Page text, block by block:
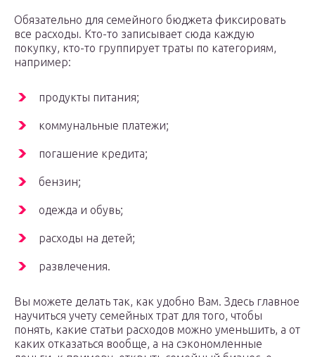
Обязательно для семейного бюджета фиксировать
все расходы. Кто-то записывает сюда каждую
покупку, кто-то группирует траты по категориям,
например:
продукты питания;
коммунальные платежи;
погашение кредита;
бензин;
одежда и обувь;
расходы на детей;
развлечения.
Вы можете делать так, как удобно Вам. Здесь главное
научиться учету семейных трат для того, чтобы
понять, какие статьи расходов можно уменьшить, а от
каких отказаться вообще, а на сэкономленные